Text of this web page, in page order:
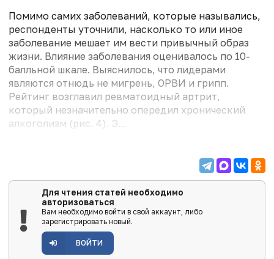
Помимо самих заболеваний, которые назывались,
респонденты уточнили, насколько то или иное
заболевание мешает им вести привычный образ
жизни. Влияние заболевания оценивалось по 10-
балльной шкале. Выяснилось, что лидерами
являются отнюдь не мигрень, ОРВИ и грипп.
Рейтинг возглавил ревматоидный артрит,
который незначительно опередил хронический
алкоголизм (рис. 4). Э...
Для чтения статей необходимо
авторизоваться
Вам необходимо войти в свой аккаунт, либо
зарегистрировать новый.
ВОЙТИ